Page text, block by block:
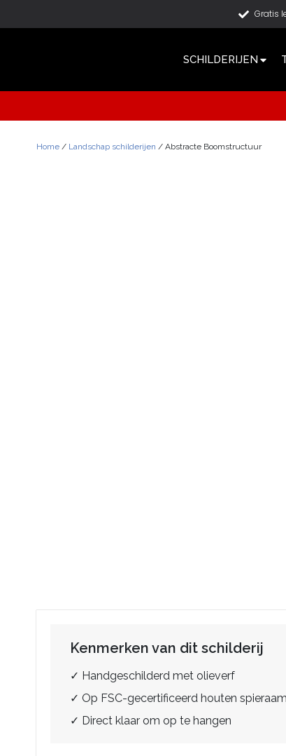
Gratis
SCHILDERIJEN
Home / Landschap schilderijen / Abstracte Boomstructuur
Kenmerken van dit schilderij
✓ Handgeschilderd met olieverf
✓ Op FSC-gecertificeerd houten
✓ Direct klaar om op te hangen